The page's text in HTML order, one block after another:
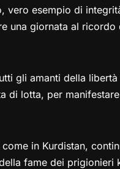
vero esempio di
una giornata al ricordo
gli amanti della libertà
di lotta, per
in Kurdistan,
fame dei prigionieri